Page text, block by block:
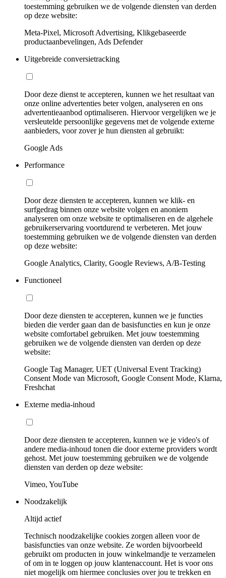
toestemming gebruiken we de volgende diensten van derden
op deze website:
Meta-Pixel, Microsoft Advertising, Klikgebaseerde
productaanbevelingen, Ads Defender
Uitgebreide conversietracking
Door deze dienst te accepteren, kunnen we het resultaat van
onze online advertenties beter volgen, analyseren en ons
advertentieaanbod optimaliseren. Hiervoor vergelijken we je
versleutelde persoonlijke gegevens met de volgende externe
aanbieders, voor zover je hun diensten al gebruikt:
Google Ads
Performance
Door deze diensten te accepteren, kunnen we klik- en
surfgedrag binnen onze website volgen en anoniem
analyseren om onze website te optimaliseren en de algehele
gebruikerservaring voortdurend te verbeteren. Met jouw
toestemming gebruiken we de volgende diensten van derden
op deze website:
Google Analytics, Clarity, Google Reviews, A/B-Testing
Functioneel
Door deze diensten te accepteren, kunnen we je functies
bieden die verder gaan dan de basisfuncties en kun je onze
website comfortabel gebruiken. Met jouw toestemming
gebruiken we de volgende diensten van derden op deze
website:
Google Tag Manager, UET (Universal Event Tracking)
Consent Mode van Microsoft, Google Consent Mode, Klarna,
Freshchat
Externe media-inhoud
Door deze diensten te accepteren, kunnen we je video's of
andere media-inhoud tonen die door externe providers wordt
gehost. Met jouw toestemming gebruiken we de volgende
diensten van derden op deze website:
Vimeo, YouTube
Noodzakelijk
Altijd actief
Technisch noodzakelijke cookies zorgen alleen voor de
basisfuncties van onze website. Ze worden bijvoorbeeld
gebruikt om producten in jouw winkelmandje te verzamelen
of om in te loggen op jouw klantenaccount. Het is voor ons
niet mogelijk om hiermee conclusies over jou te trekken en